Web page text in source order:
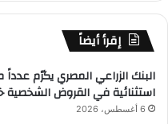
إقرأ أيضاً
البنك الزراعي المصري يكرّم
استثنائية في القروض الشخصية
6 أغسطس، 2026